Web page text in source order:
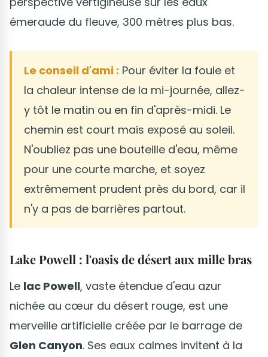
émeraude du fleuve, 300 mètres plus bas.
Le conseil d'ami : Pour éviter la foule et
la chaleur intense de la mi-journée, allez-
y tôt le matin ou en fin d'après-midi. Le
chemin est court mais exposé au soleil.
N'oubliez pas une bouteille d'eau, même
pour une courte marche, et soyez
extrêmement prudent près du bord, car il
n'y a pas de barrières partout.
Lake Powell : l'oasis de désert aux mille bras
Le lac Powell, vaste étendue d'eau azur
nichée au cœur du désert rouge, est une
merveille artificielle créée par le barrage de
Glen Canyon. Ses eaux calmes invitent à la